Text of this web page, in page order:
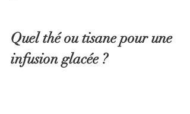
Quel thé ou tisane pour une
infusion glacée ?